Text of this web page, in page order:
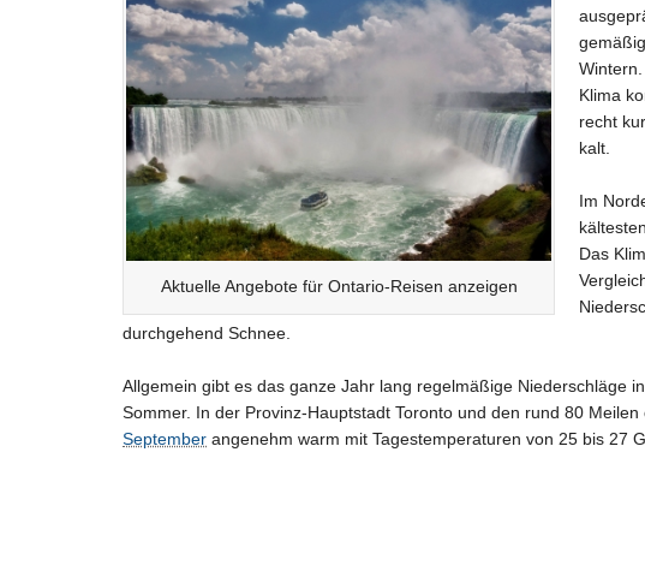
Aktuelle Angebote für Ontario-Reisen anzeigen
Klima
recht
kalt.
Im
Das
durchgehend Schnee.
Allgemein gibt es das ganze Jahr lang regelmäßige Niederschläge
Sommer. In der Provinz-Hauptstadt Toronto und den rund 80
September angenehm warm mit Tagestemperaturen von 25 bis 27